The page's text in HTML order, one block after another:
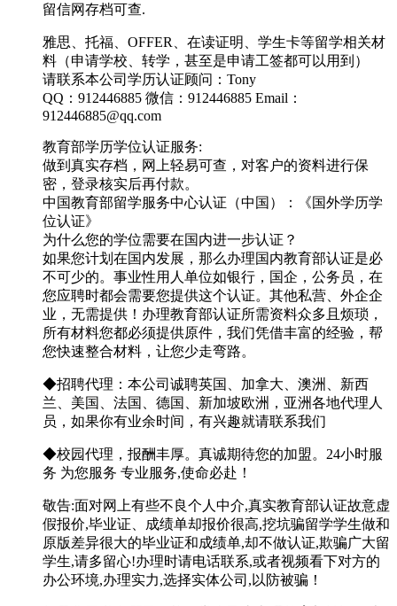
留信网存档可查.
雅思、托福、OFFER、在读证明、学生卡等留学相关材
料（申请学校、转学，甚至是申请工签都可以用到）
请联系本公司学历认证顾问：Tony
QQ：912446885 微信：912446885 Email：
912446885@qq.com
教育部学历学位认证服务:
做到真实存档，网上轻易可查，对客户的资料进行保
密，登录核实后再付款。
中国教育部留学服务中心认证（中国）：《国外学历学
位认证》
为什么您的学位需要在国内进一步认证？
如果您计划在国内发展，那么办理国内教育部认证是必
不可少的。事业性用人单位如银行，国企，公务员，在
您应聘时都会需要您提供这个认证。其他私营、外企企
业，无需提供！办理教育部认证所需资料众多且烦琐，
所有材料您都必须提供原件，我们凭借丰富的经验，帮
您快速整合材料，让您少走弯路。
◆招聘代理：本公司诚聘英国、加拿大、澳洲、新西
兰、美国、法国、德国、新加坡欧洲，亚洲各地代理人
员，如果你有业余时间，有兴趣就请联系我们
◆校园代理，报酬丰厚。真诚期待您的加盟。24小时服
务 为您服务 专业服务,使命必赴！
敬告:面对网上有些不良个人中介,真实教育部认证故意虚
假报价,毕业证、成绩单却报价很高,挖坑骗留学学生做和
原版差异很大的毕业证和成绩单,却不做认证,欺骗广大留
学生,请多留心!办理时请电话联系,或者视频看下对方的
办公环境,办理实力,选择实体公司,以防被骗！